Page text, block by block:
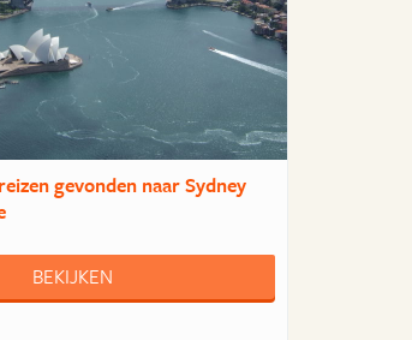
gevonden naar Sydney
BEKIJKEN